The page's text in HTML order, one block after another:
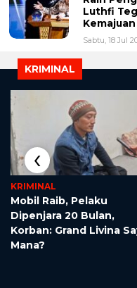
Luthfi
Sabtu, 18 Jul
KRIMINAL
KRIMINAL
Mobil Raib, Pelaku
Dipenjara 20 Bulan,
Korban: Grand Livina
Mana?
‹